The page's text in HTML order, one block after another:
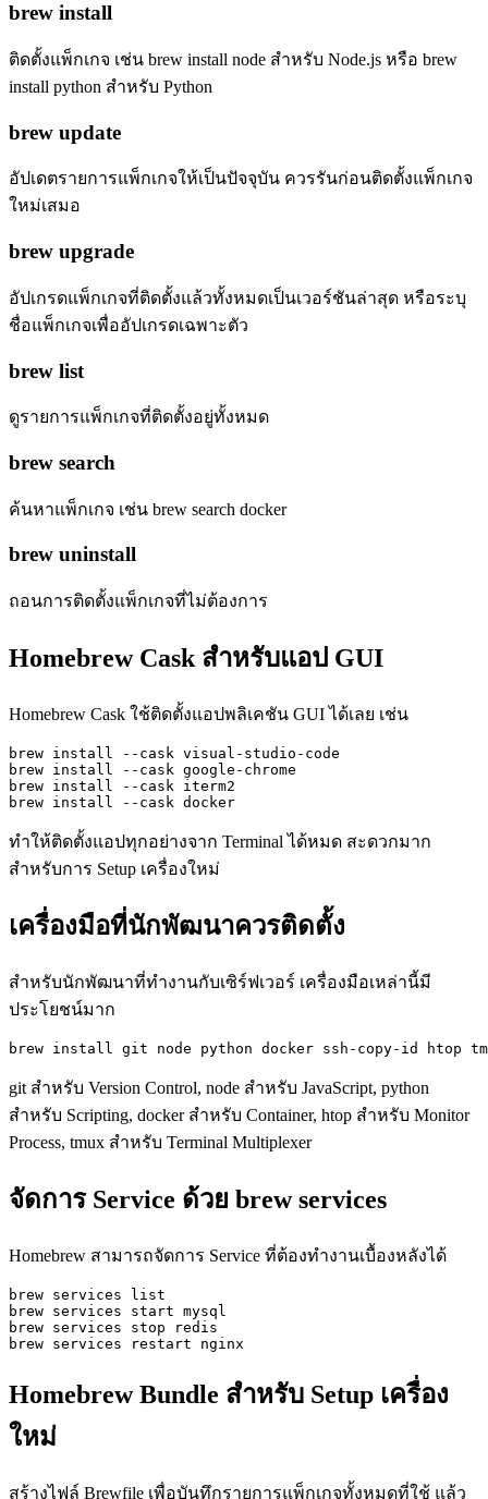
brew install
ติดตั้งแพ็กเกจ เช่น brew install node สำหรับ Node.js หรือ brew
install python สำหรับ Python
brew update
อัปเดตรายการแพ็กเกจให้เป็นปัจจุบัน ควรรันก่อนติดตั้งแพ็กเกจ
ใหม่เสมอ
brew upgrade
อัปเกรดแพ็กเกจที่ติดตั้งแล้วทั้งหมดเป็นเวอร์ชันล่าสุด หรือระบุ
ชื่อแพ็กเกจเพื่ออัปเกรดเฉพาะตัว
brew list
ดูรายการแพ็กเกจที่ติดตั้งอยู่ทั้งหมด
brew search
ค้นหาแพ็กเกจ เช่น brew search docker
brew uninstall
ถอนการติดตั้งแพ็กเกจที่ไม่ต้องการ
Homebrew Cask สำหรับแอป GUI
Homebrew Cask ใช้ติดตั้งแอปพลิเคชัน GUI ได้เลย เช่น
brew install --cask visual-studio-code
brew install --cask google-chrome
brew install --cask iterm2
brew install --cask docker
ทำให้ติดตั้งแอปทุกอย่างจาก Terminal ได้หมด สะดวกมาก
สำหรับการ Setup เครื่องใหม่
เครื่องมือที่นักพัฒนาควรติดตั้ง
สำหรับนักพัฒนาที่ทำงานกับเซิร์ฟเวอร์ เครื่องมือเหล่านี้มี
ประโยชน์มาก
brew install git node python docker ssh-copy-id htop
git สำหรับ Version Control, node สำหรับ JavaScript, python
สำหรับ Scripting, docker สำหรับ Container, htop สำหรับ Monitor
Process, tmux สำหรับ Terminal Multiplexer
จัดการ Service ด้วย brew services
Homebrew สามารถจัดการ Service ที่ต้องทำงานเบื้องหลังได้
brew services list
brew services start mysql
brew services stop redis
brew services restart nginx
Homebrew Bundle สำหรับ Setup เครื่อง
ใหม่
สร้างไฟล์ Brewfile เพื่อบันทึกรายการแพ็กเกจทั้งหมดที่ใช้ แล้ว